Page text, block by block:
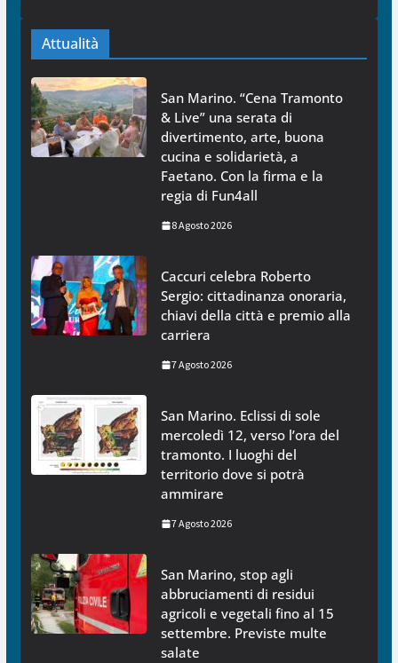
Attualità
San Marino. “Cena Tramonto
& Live” una serata di
divertimento, arte, buona
cucina e solidarietà, a
Faetano. Con la firma e la
regia di Fun4all
8 Agosto 2026
Caccuri celebra Roberto
Sergio: cittadinanza onoraria,
chiavi della città e premio alla
carriera
7 Agosto 2026
San Marino. Eclissi di sole
mercoledì 12, verso l’ora del
tramonto. I luoghi del
territorio dove si potrà
ammirare
7 Agosto 2026
San Marino, stop agli
abbruciamenti di residui
agricoli e vegetali fino al 15
settembre. Previste multe
salate